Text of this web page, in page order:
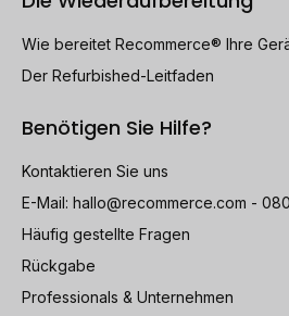
Wie bereitet Recommerce® Ihre
Der Refurbished-Leitfaden
Benötigen Sie Hilfe?
Kontaktieren Sie uns
E-Mail: hallo@recommerce.com -
Häufig gestellte Fragen
Rückgabe
Professionals & Unternehmen